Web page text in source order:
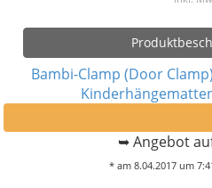
Bambi-Clamp (Door
➥ Angebot
* am 8.04.2017 um